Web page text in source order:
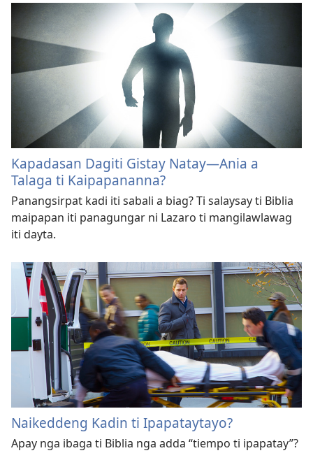
Kapadasan Dagiti Gistay Natay—Ania a
Talaga ti Kaipapananna?
Panangsirpat kadi iti sabali a biag? Ti salaysay ti Biblia
maipapan iti panagungar ni Lazaro ti mangilawlawag
iti dayta.
Naikeddeng Kadin ti Ipapataytayo?
Apay nga ibaga ti Biblia nga adda “tiempo ti ipapatay”?